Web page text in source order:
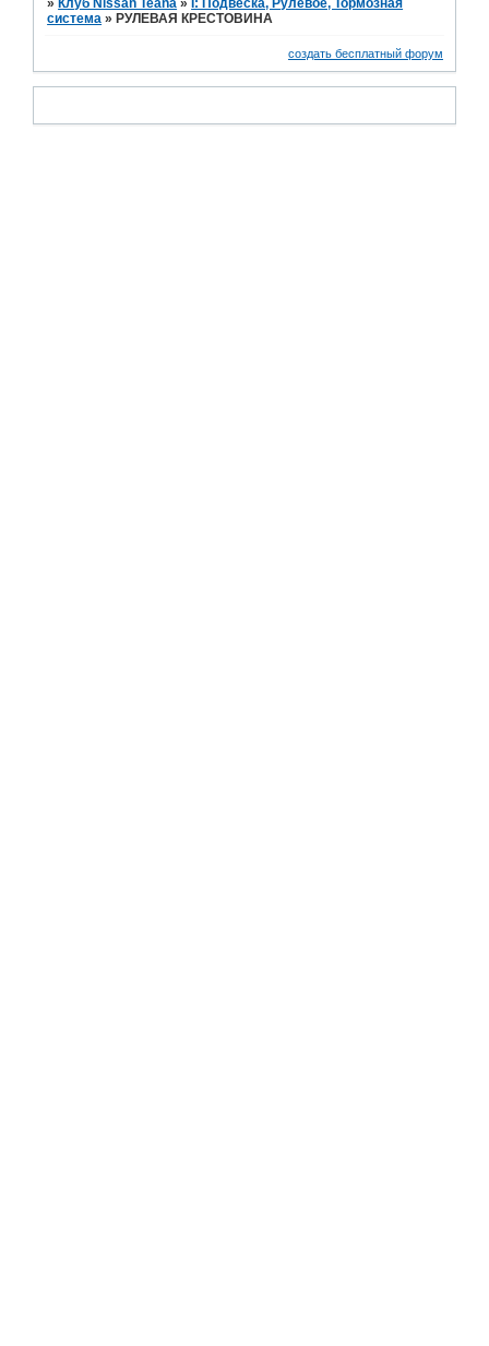
» Клуб Nissan Teana » I: Подвеска, Рулевое, Тормозная
система » РУЛЕВАЯ КРЕСТОВИНА
создать бесплатный форум